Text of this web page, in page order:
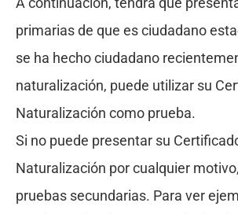
primarias de que es ciudadano
se ha hecho ciudadano
naturalización, puede utilizar su
Naturalización como prueba.
Si no puede presentar su
Naturalización por cualquier
pruebas secundarias. Para ver